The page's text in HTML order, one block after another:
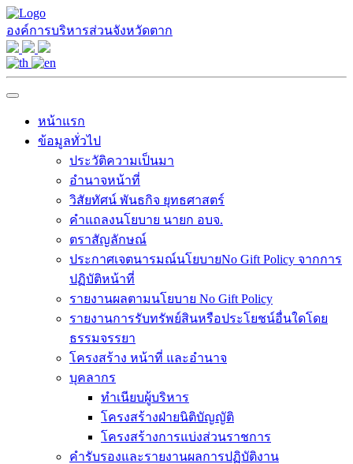
องค์การบริหารส่วนจังหวัดตาก
หน้าแรก
ข้อมูลทั่วไป
ประวัติความเป็นมา
อำนาจหน้าที่
วิสัยทัศน์ พันธกิจ ยุทธศาสตร์
คำแถลงนโยบาย นายก อบจ.
ตราสัญลักษณ์
ประกาศเจตนารมณ์นโยบายNo Gift Policy จากการ
ปฏิบัติหน้าที่
รายงานผลตามนโยบาย No Gift Policy
รายงานการรับทรัพย์สินหรือประโยชน์อื่นใดโดย
ธรรมจรรยา
โครงสร้าง หน้าที่ และอำนาจ
บุคลากร
ทำเนียบผู้บริหาร
โครงสร้างฝ่ายนิติบัญญัติ
โครงสร้างการแบ่งส่วนราชการ
คำรับรองและรายงานผลการปฏิบัติงาน